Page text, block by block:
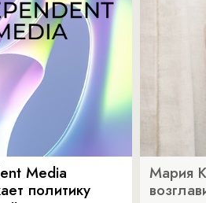
Media
политику
Мария